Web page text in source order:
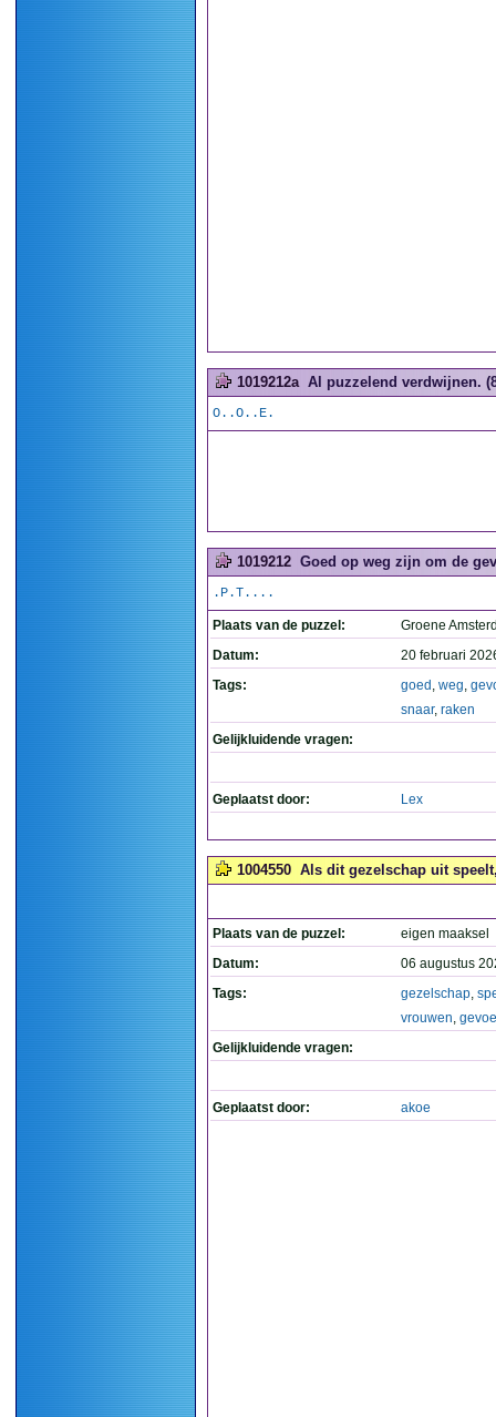
1019212a Al puzzelend verdwijnen.
O..O..E.
1019212 Goed op weg zijn om de
.P.T....
Plaats van de puzzel:
Groene
Datum:
20 februari
Tags:
goed , weg,
snaar, raken
Gelijkluidende vragen:
Geplaatst door: Lex
1004550 Als dit gezelschap uit
Plaats van de puzzel:
eigen maaksel
Datum:
06 augustus
Tags:
gezelschap,
vrouwen,
Gelijkluidende vragen:
Geplaatst door: akoe